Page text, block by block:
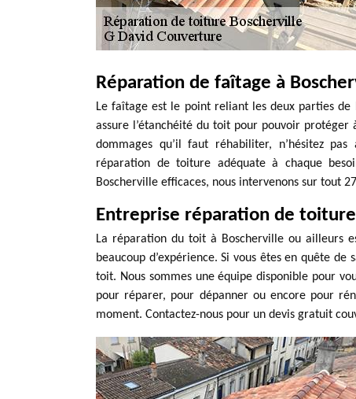
Réparation de faîtage à
Le faîtage est le point reliant les deux parties
assure l’étanchéité du toit pour pouvoir
dommages qu’il faut réhabiliter, n’hésitez
réparation de toiture adéquate à chaque
Boscherville efficaces, nous intervenons sur tout
Entreprise réparation de
La réparation du toit à Boscherville ou ailleurs
beaucoup d’expérience. Si vous êtes en quête
toit. Nous sommes une équipe disponible pour
pour réparer, pour dépanner ou encore pour
moment. Contactez-nous pour un devis gratuit